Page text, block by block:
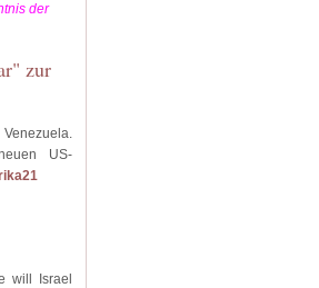
der
zur
US-
will Israel